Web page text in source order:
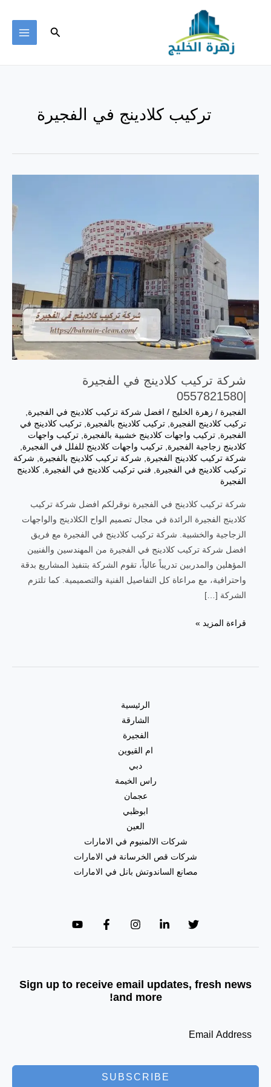
البحث
تركيب كلادينج في الفجيرة
شركة تركيب كلادينج في الفجيرة
الفجيرة / زهرة الخليج / افضل شركة تركيب كلادينج في الفجيرة
تركيب كلادينج الفجيرة تركيب كلادينج بالفجيرة تركيب كلادينج في
الفجيرة تركيب واجهات كلادينج خشبية بالفجيرة تركيب واجهات
كلادينج زجاجية الفجيرة تركيب واجهات كلادينج للفلل في الفجيرة
شركة تركيب كلادينج الفجيرة
شركة تركيب كلادينج بالفجيرة
شركة
تركيب كلادينج في الفجيرة
فني تركيب كلادينج في الفجيرة كلادينج
الفجيرة
شركة تركيب كلادينج في الفجيرة نوقرلكم افضل شركة تركيب
كلادينج الفجيرة الرائدة في مجال تصميم الواح الكلادينج والواجهات
الزجاجية والخشبية. شركة تركيب كلادينج في الفجيرة مع فريق
افضل شركة تركيب كلادينج في الفجيرة من المهندسين والفنيين
المؤهلين والمدربين تدريباً عالياً، تقوم الشركة بتنفيذ المشاريع بدقة
واحترافية، مع مراعاة كل التفاصيل الفنية والتصميمية. كما تلتزم
الشركة […]
قراءة المزيد »
الرئيسية
الشارقة
الفجيرة
ام القيوين
دبي
راس الخيمة
عجمان
ابوظبي
العين
شركات الالمنيوم في الامارات
شركات قص الخرسانة في الامارات
مصانع الساندوتش بانل في الامارات
Sign up to receive email updates, fresh news
and more!
SUBSCRIBE